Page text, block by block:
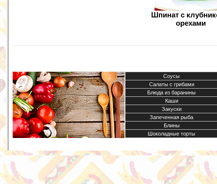
Шпинат с
орехами
Соусы
Салаты с грибами
Блюда из баранины
Каши
Закуски
Запеченная рыба
Блины
Шоколадные торты